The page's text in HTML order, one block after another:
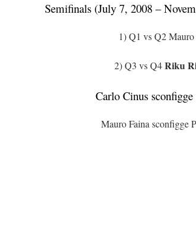
Semifinals (July 7, 2008 –
1) Q1 vs Q2 Mauro
2) Q3 vs Q4Riku
Carlo Cinus
Mauro Faina sconfigge